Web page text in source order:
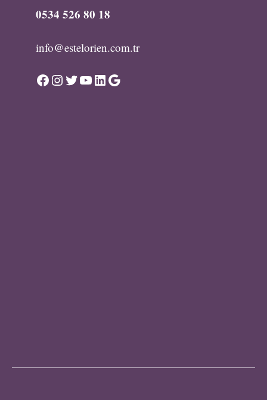
0534 526 80 18
info@estelorien.com.tr
Facebook
Instagram
Twitter
YouTube
LinkedIn
Google